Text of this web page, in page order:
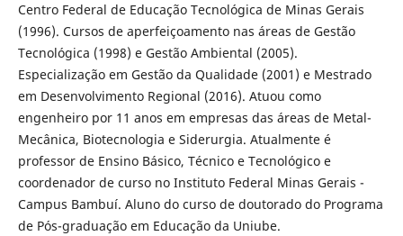
Centro Federal de Educação Tecnológica de Minas Gerais
(1996). Cursos de aperfeiçoamento nas áreas de Gestão
Tecnológica (1998) e Gestão Ambiental (2005).
Especialização em Gestão da Qualidade (2001) e Mestrado
em Desenvolvimento Regional (2016). Atuou como
engenheiro por 11 anos em empresas das áreas de Metal-
Mecânica, Biotecnologia e Siderurgia. Atualmente é
professor de Ensino Básico, Técnico e Tecnológico e
coordenador de curso no Instituto Federal Minas Gerais -
Campus Bambuí. Aluno do curso de doutorado do Programa
de Pós-graduação em Educação da Uniube.